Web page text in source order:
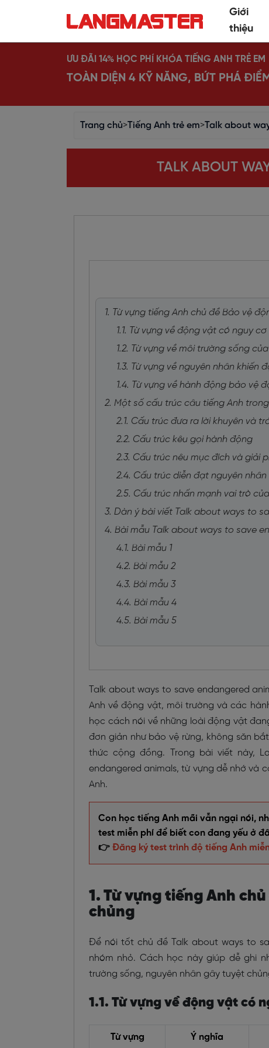
Giới
thiệu
ƯU ĐÃI 14% HỌC PHÍ KHÓA TIẾNG ANH TRẺ EM
TOÀN DIỆN 4 KỸ NĂNG, BỨT PHÁ
Trang chủ>Tiếng Anh trẻ em>Talk about
TALK ABOUT
1. Từ vựng tiếng Anh chủ đề Bảo vệ
1.1. Từ vựng về động vật có nguy
1.2. Từ vựng về môi trường sống
1.3. Từ vựng về nguyên nhân khiến
1.4. Từ vựng về hành động bảo vệ
2. Một số cấu trúc câu tiếng Anh
2.1. Cấu trúc đưa ra lời khuyên và
2.2. Cấu trúc kêu gọi hành động
2.3. Cấu trúc nêu mục đích và giải
2.4. Cấu trúc diễn đạt nguyên
2.5. Cấu trúc nhấn mạnh vai trò
3. Dàn ý bài viết Talk about ways to
4. Bài mẫu Talk about ways to save
4.1. Bài mẫu 1
4.2. Bài mẫu 2
4.3. Bài mẫu 3
4.4. Bài mẫu 4
4.5. Bài mẫu 5
Talk about ways to save endangered
Anh về động vật, môi trường và các
học cách nói về những loài động vật
đơn giản như bảo vệ rừng, không săn
thức cộng đồng. Trong bài viết này,
endangered animals, từ vựng dễ nhớ và
Anh.
Con học tiếng Anh mãi vẫn ngại nói,
test miễn phí để biết con đang yếu ở
👉 Đăng ký test trình độ tiếng Anh
1. Từ vựng tiếng Anh
chủng
Để nói tốt chủ đề Talk about ways to
nhóm nhỏ. Cách học này giúp dễ ghi
trường sống, nguyên nhân gây tuyệt
1.1. Từ vựng về động vật có
Từ vựng Ý nghĩa